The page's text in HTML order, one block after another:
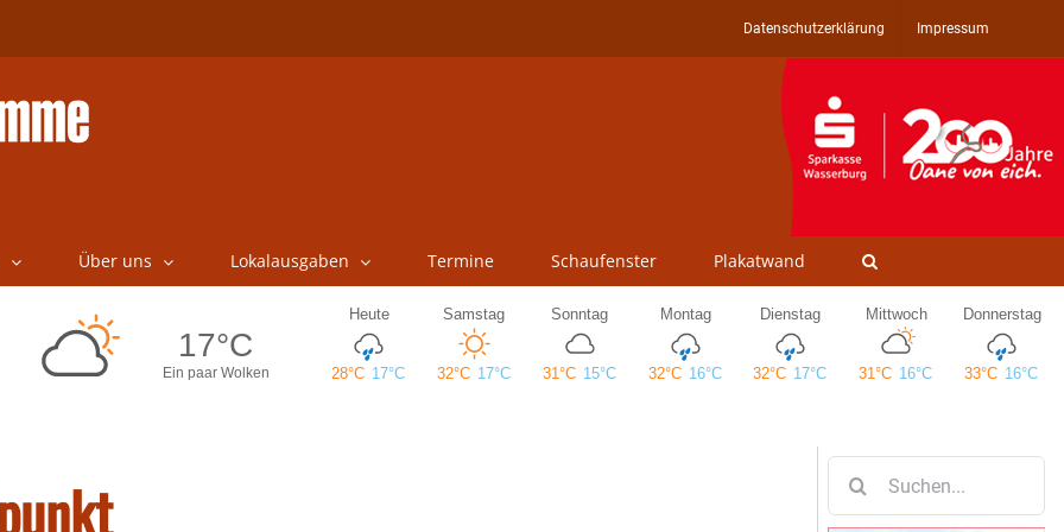
Datenschutzerklärung Impressum
Über uns Lokalausgaben Termine Schaufenster Plakatwand
nach: